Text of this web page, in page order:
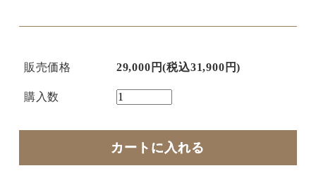
販売価格 29,000円(税込31,900円)
購入数